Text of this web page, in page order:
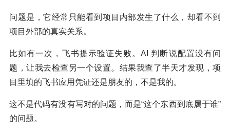
问题是，它经常只能看到项目内部发生了什么，却看不到
项目外部的真实关系。
比如有一次，飞书提示验证失败。AI 判断说配置没有问
题，让我去检查另一个设置。结果我查了半天才发现，项
目里填的飞书应用凭证还是朋友的，不是我的。
这不是代码有没有写对的问题，而是“这个东西到底属于谁”
的问题。